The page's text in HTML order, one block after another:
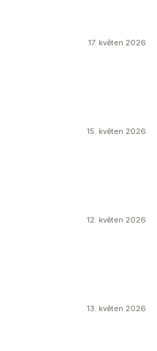
17. květen 2026
15. květen 2026
12. květen 2026
13. květen 2026